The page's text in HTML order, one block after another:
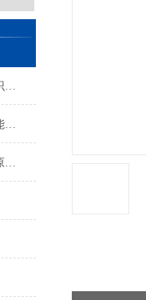
六氟化硫密度控制器能够自动识别异常情况并发出报警信号
活塞式压力计的操作步骤与性能特点
带你深入了解耐硫压力表工作原理及其构造